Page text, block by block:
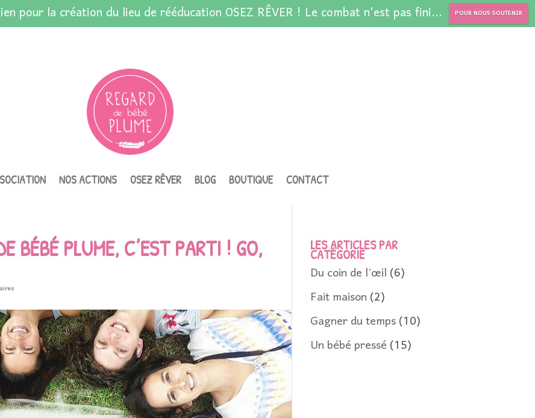
pour la création du lieu de rééducation OSEZ RÊVER ! Le combat n'est pas fini... POUR NOUS SOUTENIR
NOS ACTIONS OSEZ RÊVER BLOG BOUTIQUE CONTACT
BÉBÉ PLUME, C’EST PARTI ! GO, LES ARTICLES PAR
CATÉGORIE
Du coin de l’œil(6)
Fait maison(2)
Gagner du temps(10)
Un bébé pressé(15)